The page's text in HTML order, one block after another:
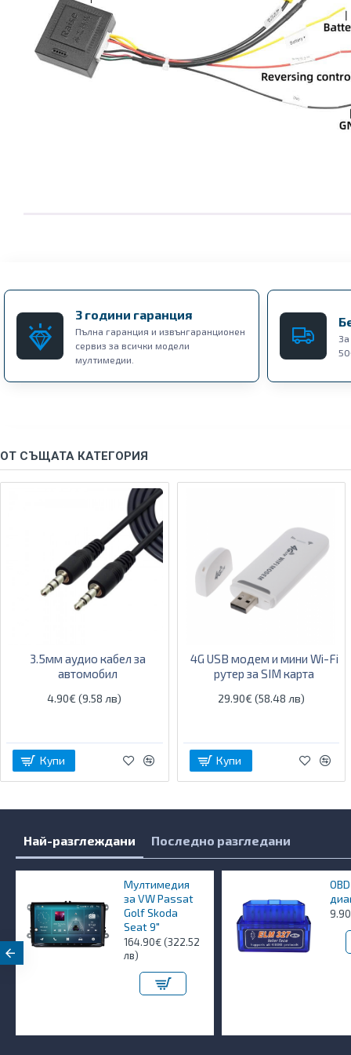
3 години гаранция
Пълна гаранция и извънгаранционен
сервиз за всички модели
мултимедии.
ОТ СЪЩАТА КАТЕГОРИЯ
3.5мм аудио кабел за
автомобил
4.90€ (9.58 лв)
Купи
4G USB модем и мини Wi-Fi
рутер за SIM карта
29.90€ (58.48 лв)
Купи
Най-разглеждани Последно разгледани
Мултимедия
за VW Passat
Golf Skoda
Seat 9"
164.90€ (322.52
лв)